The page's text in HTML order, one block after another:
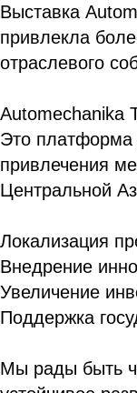
Выставка
привлекла
отраслевого
Automechanika
Это платформа
привлечения
Центральной
Локализация
Внедрение
Увеличение
Поддержка
Мы рады быть